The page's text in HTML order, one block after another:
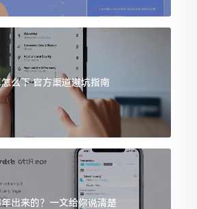
么下 官方渠道避坑指南
出来的？一文给你说清楚